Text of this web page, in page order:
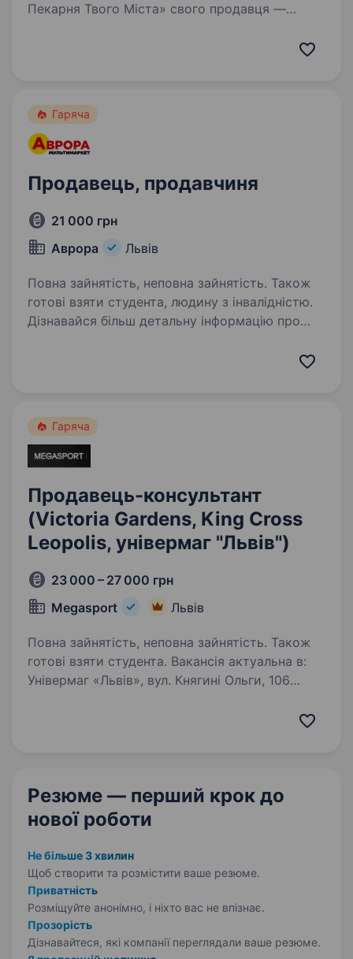
Пекарня Твого Міста» свого продавця —
Гаряча
Продавець, продавчиня
21 000 грн
Аврора
Львів
Повна зайнятість, неповна зайнятість. Також
готові взяти студента, людину з інвалідністю.
Дізнавайся більш детальну інформацію про
райони: Галицький…
Гаряча
Продавець-консультант
(Victoria Gardens, King Cross
Leopolis, універмаг "Львів")
23 000 – 27 000 грн
Megasport
Львів
Повна зайнятість, неповна зайнятість. Також
готові взяти студента. Вакансія актуальна в:
Універмаг «Львів», вул. Княгині Ольги, 106
Резюме — перший крок до
нової роботи
Не більше 3 хвилин
Щоб створити та розмістити ваше резюме.
Приватність
Розміщуйте анонімно, і ніхто вас не впізнає.
Прозорість
Дізнавайтеся, які компанії переглядали ваше резюме.